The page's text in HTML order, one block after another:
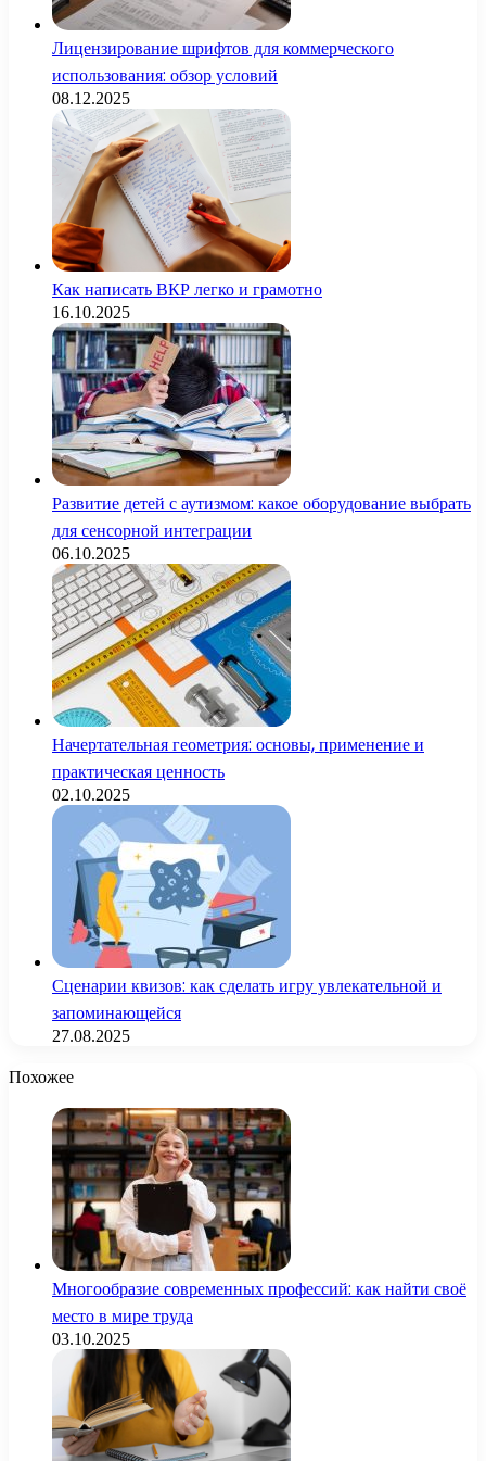
Лицензирование шрифтов для коммерческого
использования: обзор условий
08.12.2025
Как написать ВКР легко и грамотно
16.10.2025
Развитие детей с аутизмом: какое оборудование выбрать
для сенсорной интеграции
06.10.2025
Начертательная геометрия: основы, применение и
практическая ценность
02.10.2025
Сценарии квизов: как сделать игру увлекательной и
запоминающейся
27.08.2025
Похожее
Многообразие современных профессий: как найти своё
место в мире труда
03.10.2025